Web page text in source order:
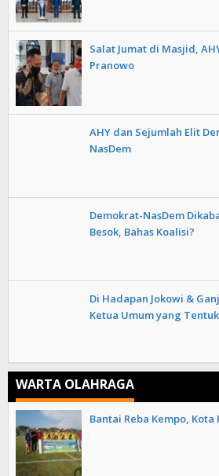
Salat Jumat di Masjid,
Pranowo
AHY dan Sejumlah Elit
NasDem
Demokrat-NasDem
Besok, Bahas Koalisi?
Di Hadapan Jokowi &
Ketua Umum yang
WARTA OLAHRAGA
Bantai Reba Kempo, Kota